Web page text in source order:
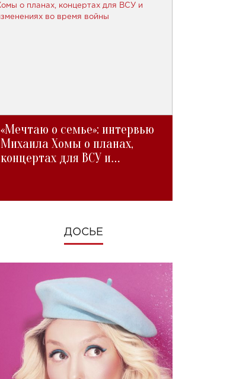
«Мечтаю о семье»: интервью
Михаила Хомы о планах,
концертах для ВСУ и
ДОСЬЕ